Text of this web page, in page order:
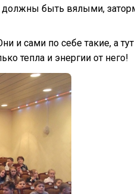
должны быть вялыми,
и сами по себе такие, а
тепла и энергии от него!